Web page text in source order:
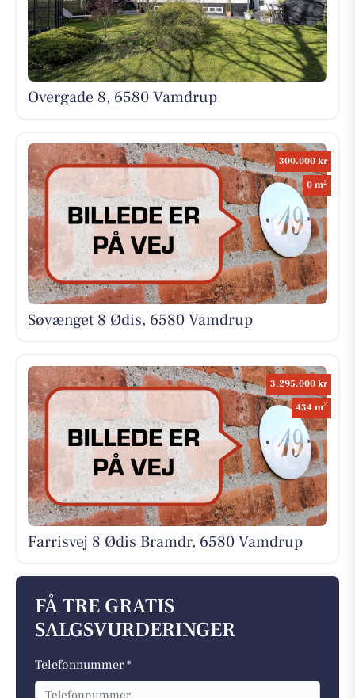
Overgade 8, 6580 Vamdrup
300.000 kr
0 m2
Søvænget 8 Ødis, 6580 Vamdrup
3.295.000 kr
434 m2
Farrisvej 8 Ødis Bramdr, 6580 Vamdrup
FÅ TRE GRATIS
SALGSVURDERINGER
Telefonnummer *